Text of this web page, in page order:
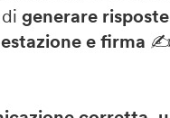
generare risposte
e firma